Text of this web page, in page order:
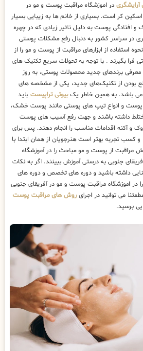
در اموزشگاه مراقبت پوست و مو در
کر است. بسیاری از خانم ها به زیبایی بسیار
و افتادگی پوست به دلیل تاثیر زیادی که در چهره
در سراسر کشور به دنبال رفع مشکلات پوستی
استفاده از ابزارهای مراقبت از پوست و مو را از
فرا بگیرند . با توجه به تحولات سریع تکنیک ‌های
برندهای جدید محصولات پوستی، به روز
بودن از تکنیک‌های جدید، یکی از مشخصه های
می باشد. به همین خاطر یکبیوتی تراپیست باید
پوست و انواع تیپ های پوستی مانند پوست خشک،
داشته باشند و جهت رفع آسیب های پوست
و آکنه اقدامات مناسب را انجام دهند. پس برای
کسب تجربه بهتر است هنرجویان از همان ابتدا با
مراقبت از پوست و مو مباحث را در آموزشگاه
جنوبی به درستی آموزش ببینند. اگر به نکات
داشته باشید و دوره های تخصص و دوره های
اموزشگاه مراقبت پوست و مو در آفریقای جنوبی
می توانید در اجرای روش های مراقبت پوست
برسید.